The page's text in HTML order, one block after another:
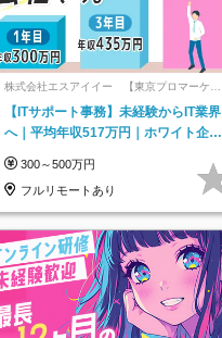
株式会社エスアイイー 【東京プロマーケッ
ト上場】
【ITサポート事務】未経験からIT業界
へ｜平均年収517万円｜ホワイト企業
300～500万円
フルリモートあり